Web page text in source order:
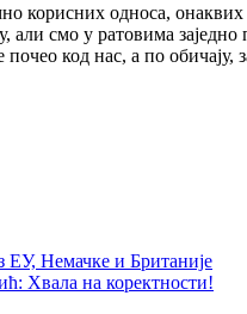
корисних односа,
смо у ратовима
код нас, а по
Немачке и Британије
Хвала на коректности!